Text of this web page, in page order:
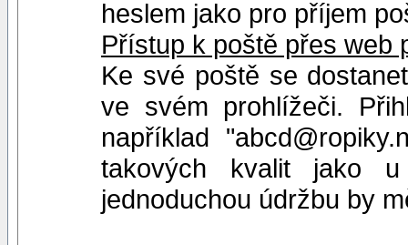
heslem jako pro příjem
Přístup k poště přes web
Ke své poště se
ve svém prohlížeči.
například
takových kvalit jako u
jednoduchou údržbu by